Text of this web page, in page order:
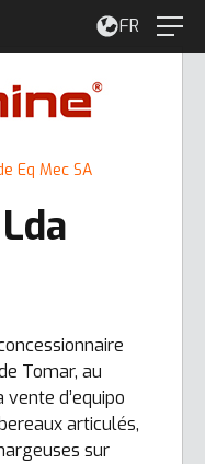
FR
Eq Mec SA
Tomar, au
vente d’equipo
articulés,
sur